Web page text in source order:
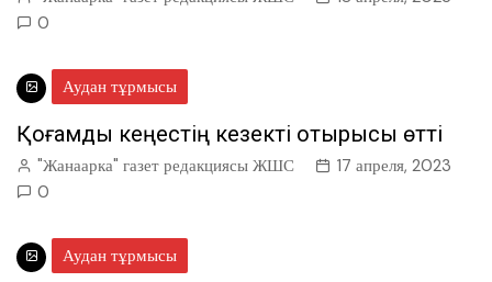
0
Аудан тұрмысы
Қоғамдық кеңестің кезекті отырысы өтті
"Жанаарка" газет редакциясы ЖШС
17 апреля, 2023
0
Аудан тұрмысы